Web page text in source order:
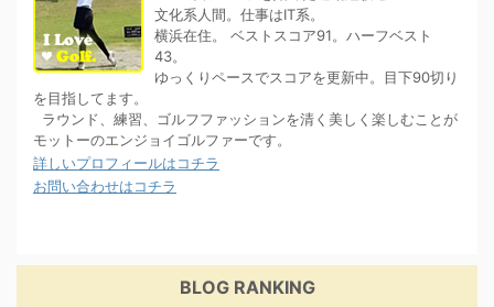
文化系人間。仕事はIT系。
横浜在住。 ベストスコア91。ハーフベスト
43。
ゆっくりペースでスコアを更新中。目下90切り
を目指してます。
ラウンド、練習、ゴルフファッションを清く美しく楽しむことが
モットーのエンジョイゴルファーです。
詳しいプロフィールはコチラ
お問い合わせはコチラ
BLOG RANKING